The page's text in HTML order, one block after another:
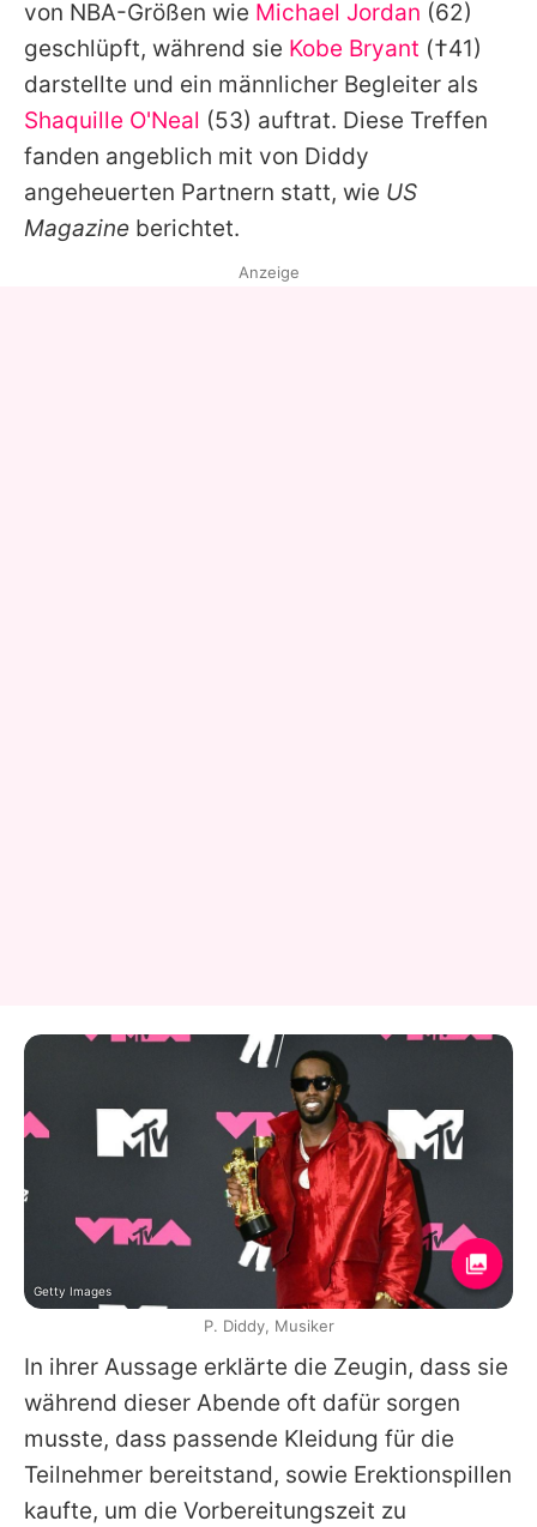
Datenschutzerklärung
Nutzungsbedingungen
Utiq verwalten
von NBA-Größen wie Michael Jordan (62)
geschlüpft, während sie Kobe Bryant (†41)
darstellte und ein männlicher Begleiter als
Shaquille O'Neal (53) auftrat. Diese Treffen
fanden angeblich mit von Diddy
angeheuerten Partnern statt, wie US
Magazine berichtet.
In ihrer Aussage erklärte die Zeugin, dass sie
während dieser Abende oft dafür sorgen
musste, dass passende Kleidung für die
Teilnehmer bereitstand, sowie Erektionspillen
kaufte, um die Vorbereitungszeit zu
Anzeige
Getty Images
P. Diddy, Musiker